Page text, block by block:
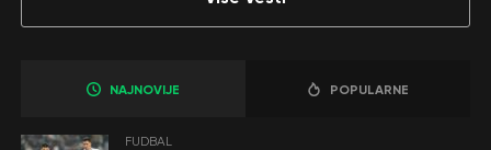
NAJNOVIJE POPULARNE
FUDBAL